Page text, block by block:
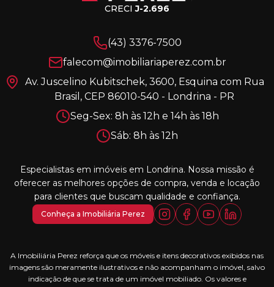
CRECIJ-2.696
(43) 3376-7500
falecom@imobiliariaperez.com.br
Av. Juscelino Kubitschek, 3600, Esquina com Rua
Brasil, CEP 86010-540 - Londrina - PR
Seg-Sex: 8h às 12h e 14h às 18h
Sáb: 8h às 12h
Especialistas em imóveis em Londrina. Nossa missão é
oferecer as melhores opções de compra, venda e locação
para clientes que buscam qualidade e confiança.
Conheça a Imobiliária Perez
A Imobiliária Perez reforça que os móveis e itens decorativos exibidos nas
imagens são meramente ilustrativos e não acompanham o imóvel, salvo
indicação de que se trata de um imóvel mobiliado. Os valores e